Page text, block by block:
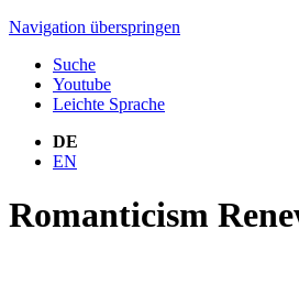
Navigation überspringen
Suche
Youtube
Leichte Sprache
DE
EN
Romanticism